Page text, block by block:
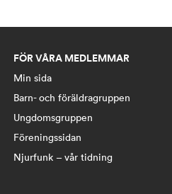
FÖR VÅRA MEDLEMMAR
Min sida
Barn- och föräldragruppen
Ungdomsgruppen
Föreningssidan
Njurfunk – vår tidning